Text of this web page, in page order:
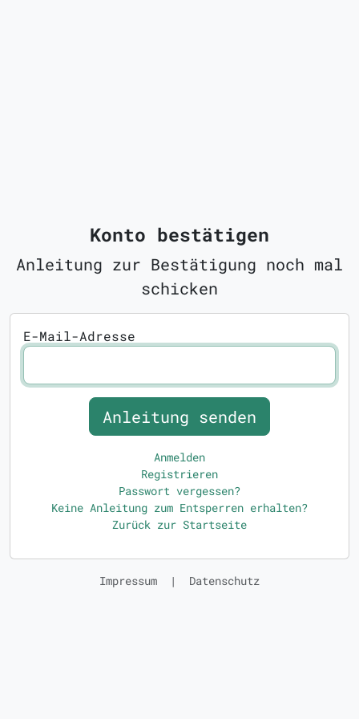
Konto bestätigen
Anleitung zur Bestätigung noch mal
schicken
E-Mail-Adresse
Anmelden
Registrieren
Passwort vergessen?
Keine Anleitung zum Entsperren erhalten?
Zurück zur Startseite
Impressum | Datenschutz